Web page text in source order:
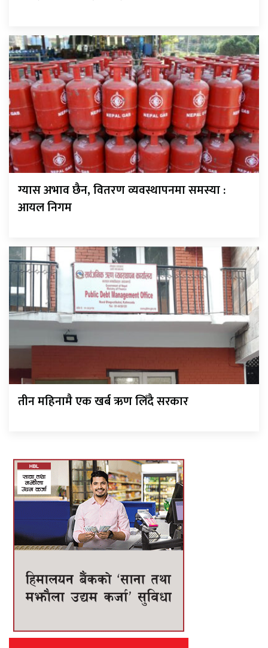
ग्यास अभाव छैन, वितरण व्यवस्थापनमा समस्या :
आयल निगम
तीन महिनामै एक खर्ब ऋण लिँदै सरकार